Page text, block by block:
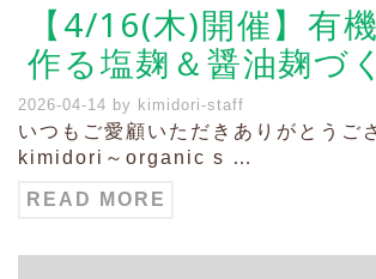
【4/16(木)開催】有
作る塩麹＆醤油麹づ
2026-04-14 by kimidori-staff
いつもご愛顧いただきありがとうご
kimidori～organic s …
READ MORE